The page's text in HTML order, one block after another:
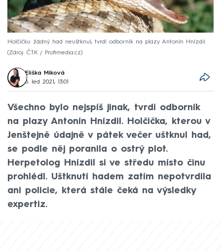
Holčičku žádný had neuštknul, tvrdí odborník na plazy Antonín Hnízdil.
Zdroj: ČTK / Profimedia.cz
Eliška Míková
6. led 2021, 13:01
Všechno bylo nejspíš jinak, tvrdí odborník
na plazy Antonín Hnízdil. Holčička, kterou v
Jenštejně údajně v pátek večer uštknul had,
se podle něj poranila o ostrý plot.
Herpetolog Hnízdil si ve středu místo činu
prohlédl. Uštknutí hadem zatím nepotvrdila
ani policie, která stále čeká na výsledky
expertiz.